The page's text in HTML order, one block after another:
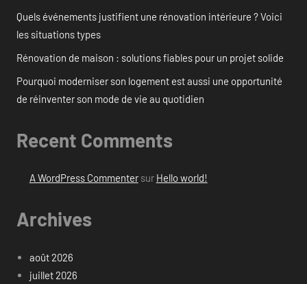
Quels événements justifient une rénovation intérieure ? Voici
les situations types
Rénovation de maison : solutions fiables pour un projet solide
Pourquoi moderniser son logement est aussi une opportunité
de réinventer son mode de vie au quotidien
Recent Comments
A WordPress Commentersur Hello world!
Archives
août 2026
juillet 2026